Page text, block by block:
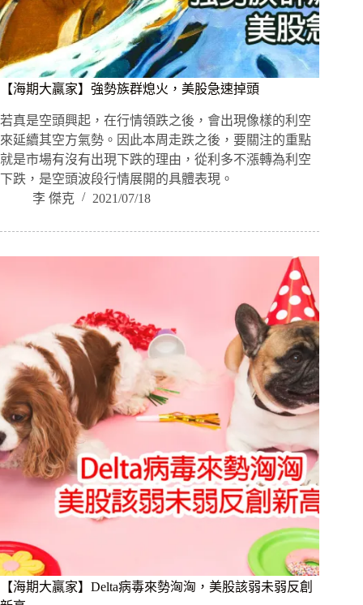
【海期大贏家】強勢族群熄火，美股急速掉頭
若真是空頭興起，在行情領跌之後，會出現像樣的利空
來延續其空方氣勢。因此本周走跌之後，要關注的重點
就是市場有沒有出現下跌的理由，從利多不漲轉為利空
下跌，是空頭波段行情展開的具體表現。
李 傑克
2021/07/18
【海期大贏家】Delta病毒來勢洶洶，美股該弱未弱反創